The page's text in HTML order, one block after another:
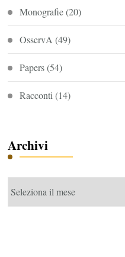
Monografie(20)
OsservA (49)
Papers(54)
Racconti (14)
Archivi